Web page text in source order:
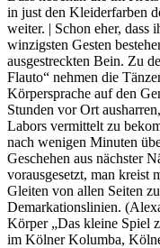
in just den Kleiderfarben
weiter. | Schon eher, dass
winzigsten Gesten
ausgestreckten Bein. Zu
Flauto“ nehmen die
Körpersprache auf den
Stunden vor Ort
Labors vermittelt zu
nach wenigen Minuten
Geschehen aus nächster
vorausgesetzt, man kreist
Gleiten von allen Seiten
Demarkationslinien.
Körper „Das kleine Spiel
im Kölner Kolumba,